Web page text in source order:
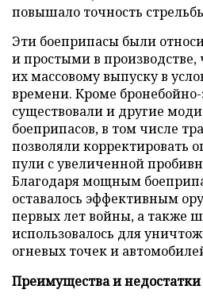
повышало точность
Эти боеприпасы были
и простыми в производстве,
их массовому выпуску в
времени. Кроме
существовали и другие
боеприпасов, в том числе
позволяли корректировать
пули с увеличенной
Благодаря мощным
оставалось эффективным
первых лет войны, а также
использовалось для
огневых точек и
Преимущества и